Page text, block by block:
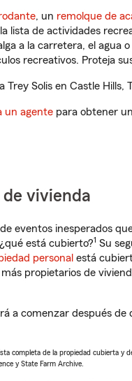
, un remolque de
lista de actividades
a la carretera, el agua
recreativos. Proteja
Solis en Castle
un agente para obtener
vivienda
eventos inesperados
está cubierto?1 Su
personal está
propietarios de
a comenzar después
completa de la propiedad cubierta y
y State Farm Archive.